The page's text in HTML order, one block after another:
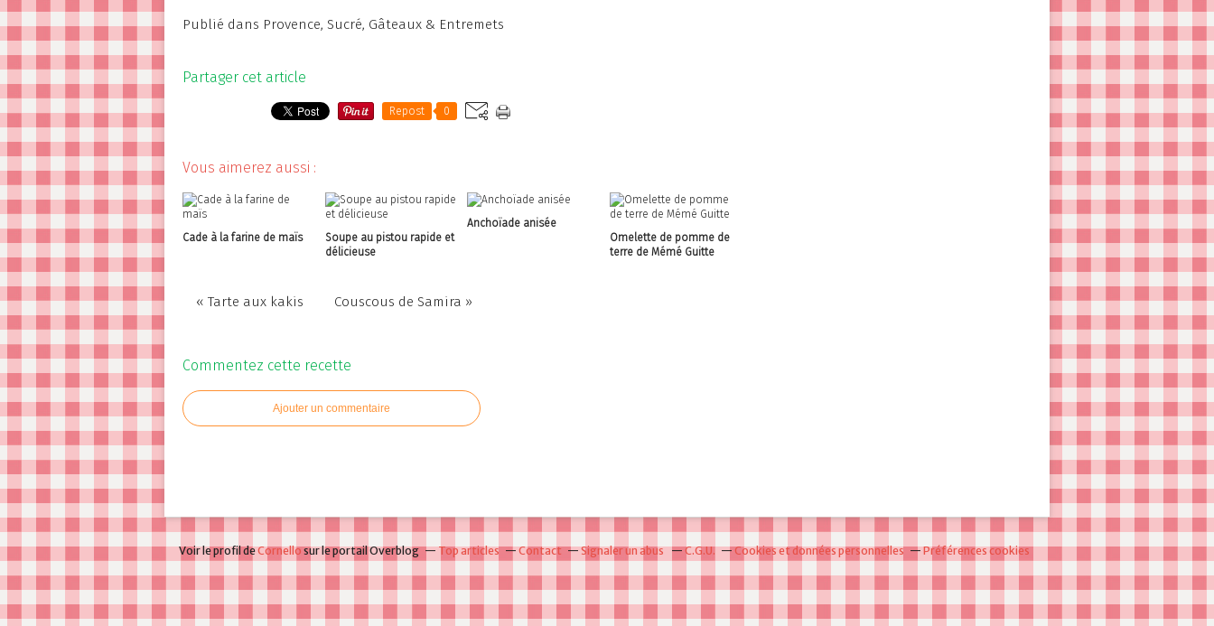
Publié dans Provence, Sucré, Gâteaux & Entremets
Partager cet article
Repost 0
Vous aimerez aussi :
Cade à la farine de maïs
Soupe au pistou rapide et
délicieuse
Anchoïade anisée
Omelette de pomme de
terre de Mémé Guitte
« Tarte aux kakis Couscous de Samira »
Commentez cette recette
Ajouter un commentaire
Voir le profil deCornellosur le portail Overblog Top articles Contact Signaler un abus C.G.U. Cookies et données personnelles Préférences cookies